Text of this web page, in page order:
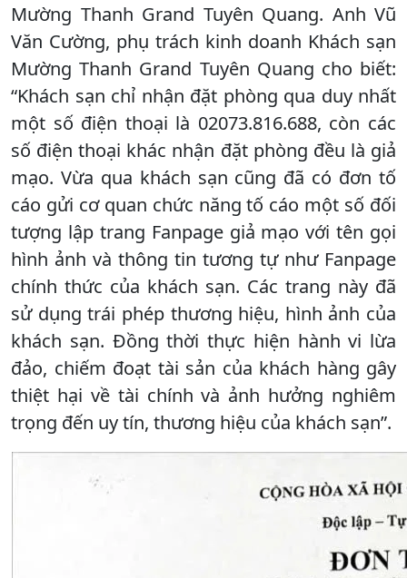
Mường Thanh Grand Tuyên Quang. Anh Vũ
Văn Cường, phụ trách kinh doanh Khách sạn
Mường Thanh Grand Tuyên Quang cho biết:
“Khách sạn chỉ nhận đặt phòng qua duy nhất
một số điện thoại là 02073.816.688, còn các
số điện thoại khác nhận đặt phòng đều là giả
mạo. Vừa qua khách sạn cũng đã có đơn tố
cáo gửi cơ quan chức năng tố cáo một số đối
tượng lập trang Fanpage giả mạo với tên gọi
hình ảnh và thông tin tương tự như Fanpage
chính thức của khách sạn. Các trang này đã
sử dụng trái phép thương hiệu, hình ảnh của
khách sạn. Đồng thời thực hiện hành vi lừa
đảo, chiếm đoạt tài sản của khách hàng gây
thiệt hại về tài chính và ảnh hưởng nghiêm
trọng đến uy tín, thương hiệu của khách sạn”.